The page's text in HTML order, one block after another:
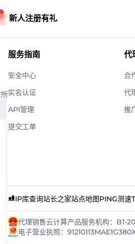
新人注册有礼
服务指南
安全中心
实名认证
API管理
提交工单
代
合
代
推
IP库查询站长之家站点地图PING测速
代理销售云计算产品服务机构：B1-
电子营业执照：